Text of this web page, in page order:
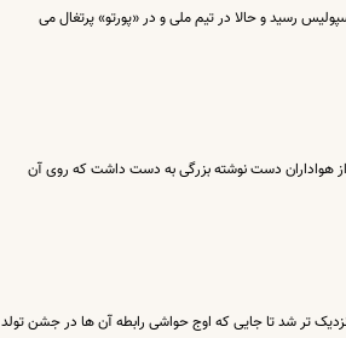
کرد سپس به پرسپولیس رسید و حالا در تیم ملی و در «پورتو» پرتغال می
از هواداران دست نوشته بزرگی به دست داشت که روی آن
تر شد تا جایی که اوج حواشی رابطه آن ها در جشن تولد